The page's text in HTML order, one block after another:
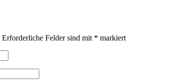
Erforderliche Felder sind mit * markiert